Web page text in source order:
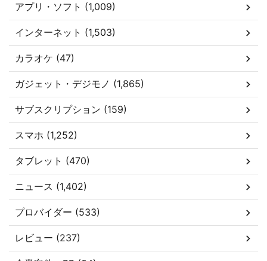
アプリ・ソフト (1,009)
インターネット (1,503)
カラオケ (47)
ガジェット・デジモノ (1,865)
サブスクリプション (159)
スマホ (1,252)
タブレット (470)
ニュース (1,402)
プロバイダー (533)
レビュー (237)